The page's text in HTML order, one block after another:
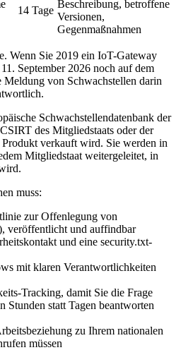
14 Tage
Beschreibung, betroffene
Versionen,
Gegenmaßnahmen
Wenn Sie 2019 ein IoT-Gateway
September 2026 noch auf dem
von Schwachstellen darin
Schwachstellendatenbank der
des Mitgliedstaats oder der
verkauft wird. Sie werden in
Mitgliedstaat weitergeleitet, in
muss:
zur Offenlegung von
veröffentlicht und auffindbar
und eine security.txt-
mit klaren Verantwortlichkeiten
Tracking, damit Sie die Frage
Stunden statt Tagen beantworten
zu Ihrem nationalen
müssen